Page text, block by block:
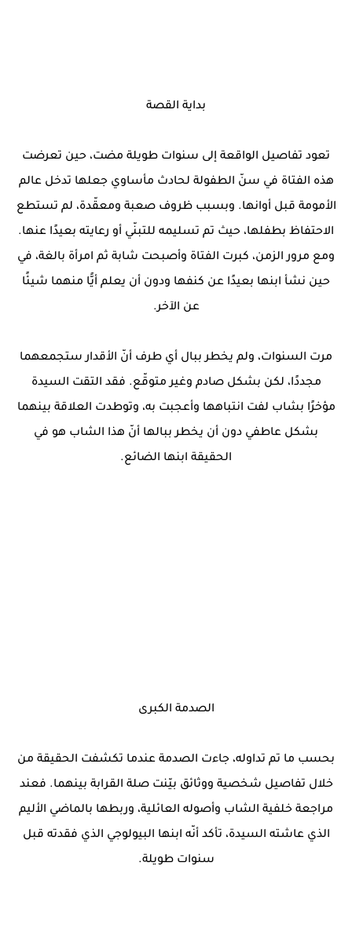
بداية القصة
تعود تفاصيل الواقعة إلى سنوات طويلة مضت، حين تعرضت
هذه الفتاة في سنّ الطفولة لحادث مأساوي جعلها تدخل عالم
الأمومة قبل أوانها. وبسبب ظروف صعبة ومعقّدة، لم تستطع
الاحتفاظ بطفلها، حيث تم تسليمه للتبنّي أو رعايته بعيدًا عنها.
ومع مرور الزمن، كبرت الفتاة وأصبحت شابة ثم امرأة بالغة، في
حين نشأ ابنها بعيدًا عن كنفها ودون أن يعلم أيًّا منهما شيئًا
عن الآخر.
مرت السنوات، ولم يخطر ببال أي طرف أنّ الأقدار ستجمعهما
مجددًا، لكن بشكل صادم وغير متوقّع. فقد التقت السيدة
مؤخرًا بشاب لفت انتباهها وأعجبت به، وتوطدت العلاقة بينهما
بشكل عاطفي دون أن يخطر ببالها أنّ هذا الشاب هو في
الحقيقة ابنها الضائع.
الصدمة الكبرى
بحسب ما تم تداوله، جاءت الصدمة عندما تكشفت الحقيقة من
خلال تفاصيل شخصية ووثائق بيّنت صلة القرابة بينهما. فعند
مراجعة خلفية الشاب وأصوله العائلية، وربطها بالماضي الأليم
الذي عاشته السيدة، تأكد أنّه ابنها البيولوجي الذي فقدته قبل
سنوات طويلة.